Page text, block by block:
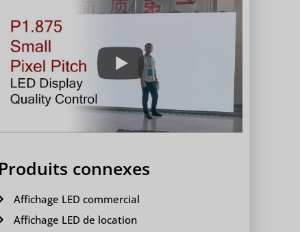
Produits connexes
Affichage LED commercial
Affichage LED de location